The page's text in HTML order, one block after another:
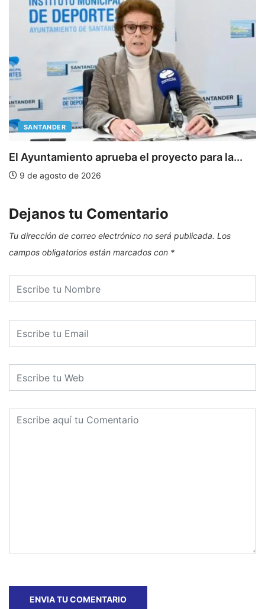
SANTANDER
El Ayuntamiento aprueba el proyecto para la...
9 de agosto de 2026
Dejanos tu Comentario
Tu dirección de correo electrónico no será publicada. Los
campos obligatorios están marcados con *